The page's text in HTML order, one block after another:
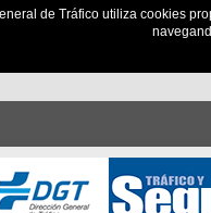
de Tráfico utiliza cookies